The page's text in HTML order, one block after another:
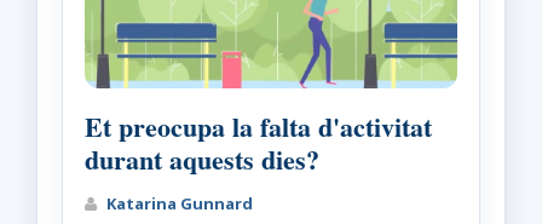
Et preocupa la falta d'activitat
durant aquests dies?
Katarina Gunnard